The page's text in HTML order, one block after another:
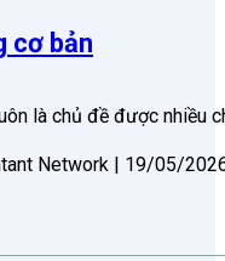
cơ bản
là chủ đề được nhiều
Network | 19/05/